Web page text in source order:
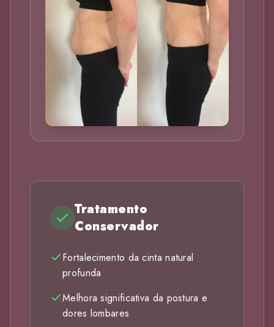
Tratamento
Conservador
Fortalecimento da cinta natural
profunda
Melhora significativa da postura e
dores lombares